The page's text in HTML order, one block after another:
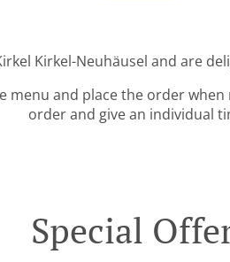
Kirkel-Neuhäusel and are
menu and place the order
order and give an individual
Special